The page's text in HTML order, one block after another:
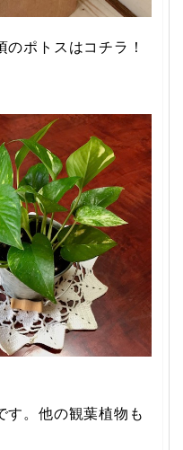
ポトスはコチラ！
す。他の観葉植物も